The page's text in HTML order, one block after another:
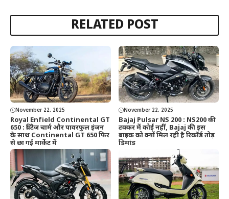
RELATED POST
November 22, 2025
Royal Enfield Continental GT
650 : विंटेज चार्म और पावरफुल इंजन
के साथ Continental GT 650 फिर
से छा गई मार्केट में
November 22, 2025
Bajaj Pulsar NS 200 : NS200 की
टक्कर में कोई नहीं, Bajaj की इस
बाइक को क्यों मिल रही है रिकॉर्ड तोड़
डिमांड